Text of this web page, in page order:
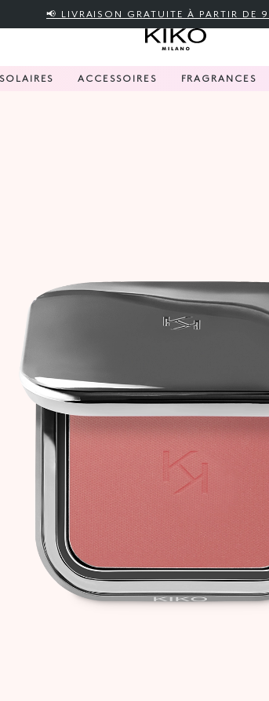
📢 LIVRAISON GRATUITE À PARTIR DE
SOLAIRES ACCESSOIRES FRAGRANCES